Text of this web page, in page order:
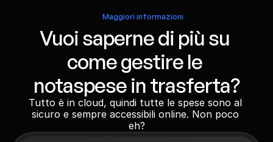
Maggiori informazioni
Vuoi saperne di più su
come gestire le
notaspese in trasferta?
Tutto è in cloud, quindi tutte le spese sono al
sicuro e sempre accessibili online. Non poco
eh?